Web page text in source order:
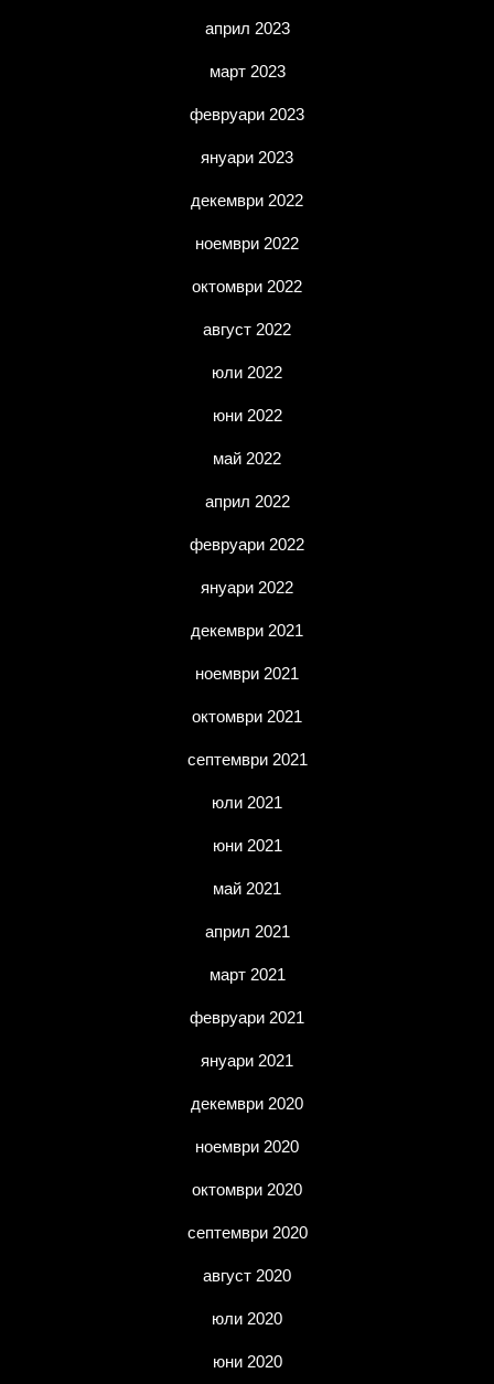
април 2023
март 2023
февруари 2023
януари 2023
декември 2022
ноември 2022
октомври 2022
август 2022
юли 2022
юни 2022
май 2022
април 2022
февруари 2022
януари 2022
декември 2021
ноември 2021
октомври 2021
септември 2021
юли 2021
юни 2021
май 2021
април 2021
март 2021
февруари 2021
януари 2021
декември 2020
ноември 2020
октомври 2020
септември 2020
август 2020
юли 2020
юни 2020